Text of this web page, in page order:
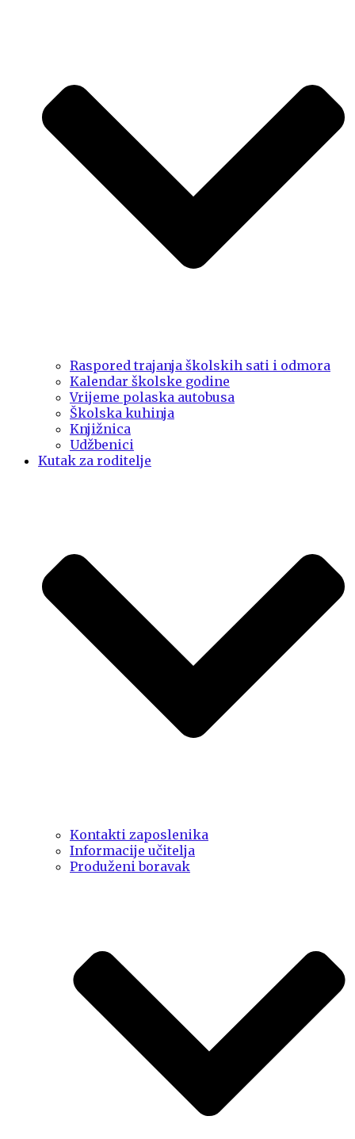
Raspored trajanja školskih sati i odmora
Kalendar školske godine
Vrijeme polaska autobusa
Školska kuhinja
Knjižnica
Udžbenici
Kutak za roditelje
Kontakti zaposlenika
Informacije učitelja
Produženi boravak